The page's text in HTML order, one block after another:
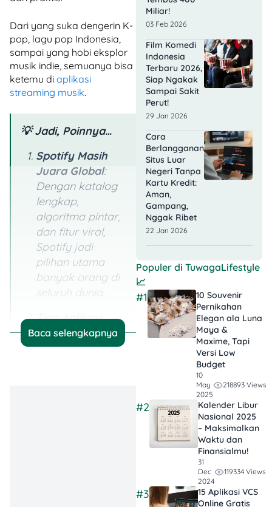
Dari yang suka dengerin K-
pop, lagu pop Indonesia,
sampai yang hobi eksplor
musik indie, semuanya bisa
ketemu di aplikasi
streaming musik.
💡 Jadi, Poinnya…
Spotify Masih
Juara Global:
Dengan katalog
lengkap,
algoritma pintar,
dan fitur viral,
Spotify jadi
pilihan utama
banyak orang di
seluruh dunia.
Tiap Aplikasi
Punya
Keunggulan
Baca selengkapnya
Miliar!
03 Feb 2026
Film Komedi
Indonesia
Terbaru 2026,
Siap Ngakak
Sampai Sakit
Perut!
29 Jan 2026
Cara
Berlangganan
Situs Luar
Negeri Tanpa
Kartu Kredit:
Aman,
Gampang,
Nggak Ribet
22 Jan 2026
Populer di TuwagaLifestyle
📈
#1
10 Souvenir
Pernikahan
Elegan ala Luna
Maya &
Maxime, Tapi
Versi Low
Budget
10
May
2025
218893 Views
#2
Kalender Libur
Nasional 2025
– Maksimalkan
Waktu dan
Finansialmu!
31
Dec
2024
119334 Views
#3
15 Aplikasi VCS
Online Gratis